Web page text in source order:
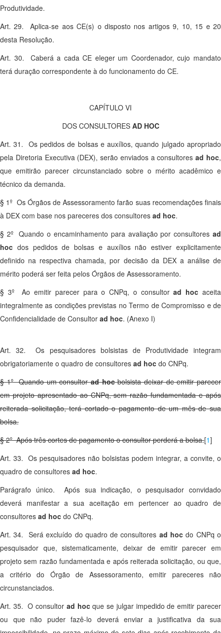
Produtividade.
Art. 29. Aplica-se aos CE(s) o disposto nos artigos 9, 10, 15 e 20
desta Resolução.
Art. 30. Caberá a cada CE eleger um Coordenador, cujo mandato
terá duração correspondente à do funcionamento do CE.
CAPÍTULO VI
DOS CONSULTORES AD HOC
Art. 31. Os pedidos de bolsas e auxílios, quando julgado apropriado
pela Diretoria Executiva (DEX), serão enviados a consultoresad hoc,
que emitirão parecer circunstanciado sobre o mérito acadêmico e
técnico da demanda.
§ 1º Os Órgãos de Assessoramento farão suas recomendações finais
à DEX com base nos pareceres dos consultores ad hoc.
§ 2º Quando o encaminhamento para avaliação por consultores ad
hoc dos pedidos de bolsas e auxílios não estiver explicitamente
definido na respectiva chamada, por decisão da DEX a análise de
mérito poderá ser feita pelos Órgãos de Assessoramento.
§ 3º Ao emitir parecer para o CNPq, o consultorad hoc aceita
integralmente as condições previstas no Termo de Compromisso e de
Confidencialidade de Consultor ad hoc. (Anexo I)
Art. 32. Os pesquisadores bolsistas de Produtividade integram
obrigatoriamente o quadro de consultores ad hoc do CNPq.
§ 1º Quando um consultorad hocbolsista deixar de emitir parecer
em projeto apresentado ao CNPq, sem razão fundamentada e após
reiterada solicitação, terá cortado o pagamento de um mês de sua
bolsa.
§ 2º Após três cortes de pagamento o consultor perderá a bolsa.[1]
Art. 33. Os pesquisadores não bolsistas podem integrar, a convite, o
quadro de consultores ad hoc.
Parágrafo único. Após sua indicação, o pesquisador convidado
deverá manifestar a sua aceitação em pertencer ao quadro de
consultores ad hoc do CNPq.
Art. 34. Será excluído do quadro de consultores ad hocdo CNPq o
pesquisador que, sistematicamente, deixar de emitir parecer em
projeto sem razão fundamentada e após reiterada solicitação, ou que,
a critério do Órgão de Assessoramento, emitir pareceres não
circunstanciados.
Art. 35. O consultor ad hocque se julgar impedido de emitir parecer
ou que não puder fazê-lo deverá enviar a justificativa da sua